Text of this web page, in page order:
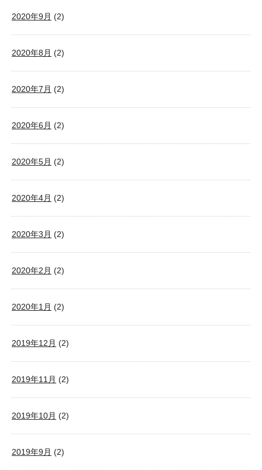
2020年9月 (2)
2020年8月 (2)
2020年7月 (2)
2020年6月 (2)
2020年5月 (2)
2020年4月 (2)
2020年3月 (2)
2020年2月 (2)
2020年1月 (2)
2019年12月 (2)
2019年11月 (2)
2019年10月 (2)
2019年9月 (2)